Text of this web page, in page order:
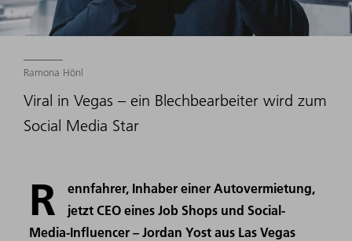
Ramona Hönl
Viral in Vegas – ein Blechbearbeiter wird zum
Social Media Star
R
ennfahrer, Inhaber einer Autovermietung,
jetzt CEO eines Job Shops und Social-
Media-Influencer – Jordan Yost aus Las Vegas